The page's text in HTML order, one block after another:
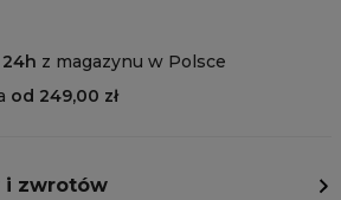
24h z magazynu w Polsce
od 249,00 zł
i zwrotów